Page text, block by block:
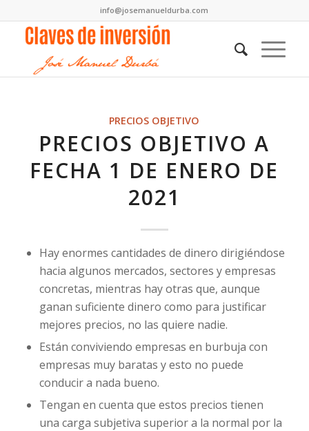
info@josemanueldurba.com
PRECIOS OBJETIVO
PRECIOS OBJETIVO A
FECHA 1 DE ENERO DE
2021
Hay enormes cantidades de dinero dirigiéndose
hacia algunos mercados, sectores y empresas
concretas, mientras hay otras que, aunque
ganan suficiente dinero como para justificar
mejores precios, no las quiere nadie.
Están conviviendo empresas en burbuja con
empresas muy baratas y esto no puede
conducir a nada bueno.
Tengan en cuenta que estos precios tienen
una carga subjetiva superior a la normal por la